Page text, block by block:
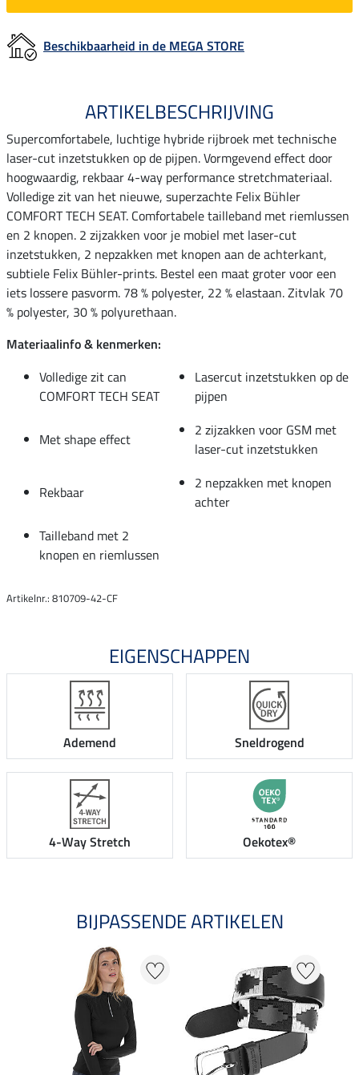
Beschikbaarheid in de MEGA STORE
ARTIKELBESCHRIJVING
Supercomfortabele, luchtige hybride rijbroek met technische
laser-cut inzetstukken op de pijpen. Vormgevend effect door
hoogwaardig, rekbaar 4-way performance stretchmateriaal.
Volledige zit van het nieuwe, superzachte Felix Bühler
COMFORT TECH SEAT. Comfortabele tailleband met riemlussen
en 2 knopen. 2 zijzakken voor je mobiel met laser-cut
inzetstukken, 2 nepzakken met knopen aan de achterkant,
subtiele Felix Bühler-prints. Bestel een maat groter voor een
iets lossere pasvorm. 78 % polyester, 22 % elastaan. Zitvlak 70
% polyester, 30 % polyurethaan.
Materiaalinfo & kenmerken:
Volledige zit can
COMFORT TECH SEAT
Lasercut inzetstukken op de
pijpen
Met shape effect
2 zijzakken voor GSM met
laser-cut inzetstukken
Rekbaar
2 nepzakken met knopen
achter
Tailleband met 2
knopen en riemlussen
Artikelnr.: 810709-42-CF
EIGENSCHAPPEN
Ademend Sneldrogend
4-Way Stretch Oekotex®
BIJPASSENDE ARTIKELEN